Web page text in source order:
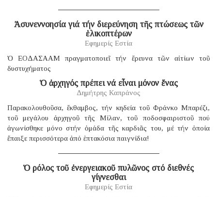
Ἀσυνεννοησία γιά τήν διερεύνηση τῆς πτώσεως τῶν
ἑλικοπτέρων
Εφημερίς Εστία
Ὁ ΕΟΔΑΣΑΑΜ πραγματοποιεῖ τήν ἔρευνα τῶν αἰτίων τοῦ
δυστυχήματος
Ὁ ἀρχηγός πρέπει νά εἶναι μόνον ἕνας
Δημήτρης Καπράνος
Παρακολουθοῦσα, ἔκθαμβος, τήν κηδεία τοῦ Φράνκο Μπαρέζι,
τοῦ μεγάλου ἀρχηγοῦ τῆς Μίλαν, τοῦ ποδοσφαιριστοῦ πού
ἀγωνίσθηκε μόνο στήν ὁμάδα τῆς καρδιᾶς του, μέ τήν ὁποία
ἔπαιξε περισσότερα ἀπό ἑπτακόσια παιγνίδια!
Ὁ ρόλος τοῦ ἐνεργειακοῦ πυλῶνος στό διεθνές
γίγνεσθαι
Εφημερίς Εστία